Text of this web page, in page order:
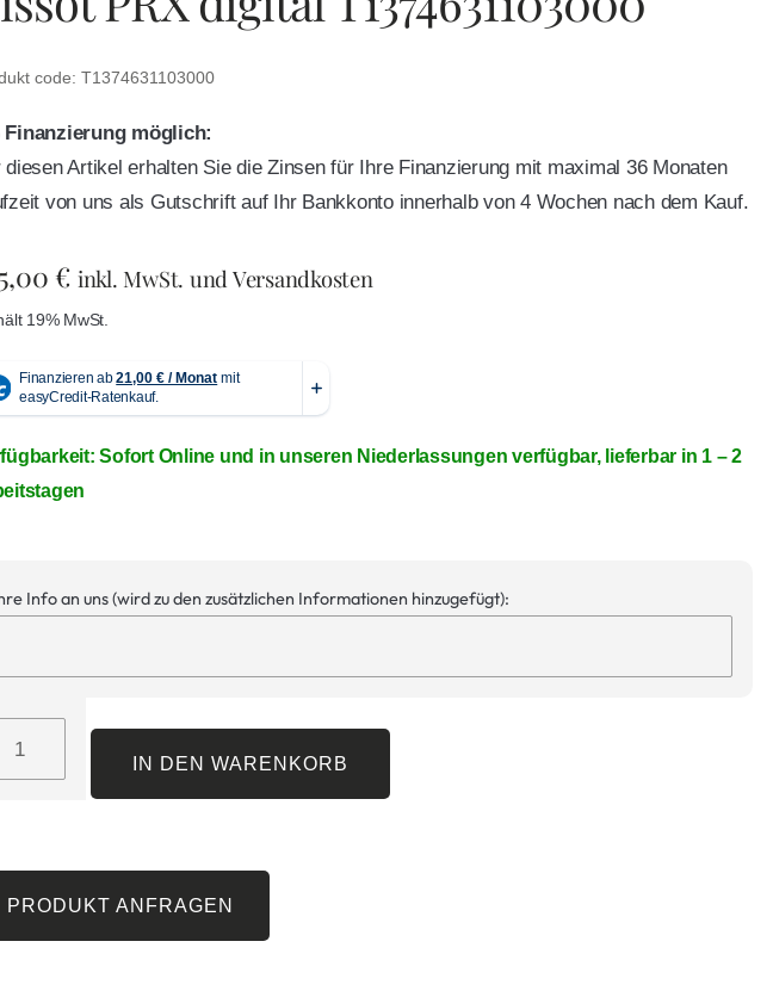
code: T1374631103000
Finanzierung möglich:
diesen Artikel erhalten Sie die Zinsen für Ihre Finanzierung mit maximal 36 Monaten
von uns als Gutschrift auf Ihr Bankkonto innerhalb von 4 Wochen nach dem Kauf.
€ inkl. MwSt. und Versandkosten
19% MwSt.
Sofort Online und in unseren Niederlassungen verfügbar, lieferbar in 1 – 2
Info an uns (wird zu den zusätzlichen Informationen hinzugefügt):
IN DEN WARENKORB
PRODUKT ANFRAGEN